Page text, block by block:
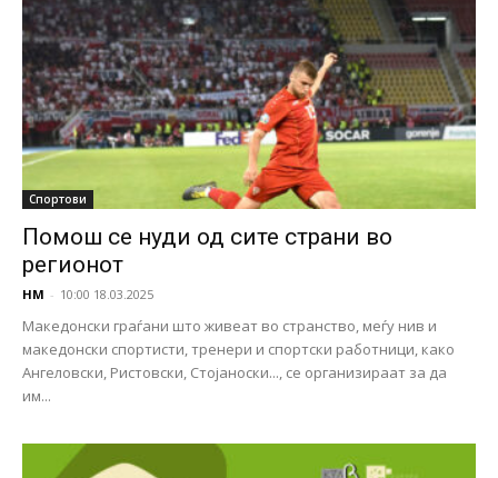
Спортови
Помош се нуди од сите страни во
регионот
НМ - 10:00 18.03.2025
Македонски граѓани што живеат во странство, меѓу нив и
македонски спортисти, тренери и спортски работници, како
Ангеловски, Ристовски, Стојаноски..., се организираат за да
им...